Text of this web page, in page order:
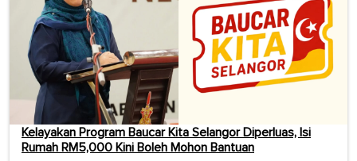
Kelayakan Program Baucar Kita Selangor Diperluas, Isi
Rumah RM5,000 Kini Boleh Mohon Bantuan